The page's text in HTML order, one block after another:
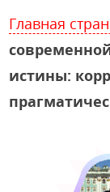
Главная
истины: